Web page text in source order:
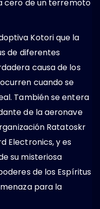
cero de un terremoto
Kotori que la
de diferentes
causa de los
cuando se
También se entera
de la aeronave
Ratatoskr
Electronics, y es
su misteriosa
de los Espíritus
para la